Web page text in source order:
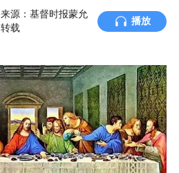
来源：基督时报蒙允
转载
播放